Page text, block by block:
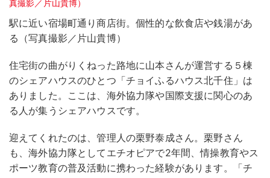
駅に近い宿場町通り商店街。個性的な飲食店や銭湯があ
る（写真撮影／片山貴博）
住宅街の曲がりくねった路地に山本さんが運営する５棟
のシェアハウスのひとつ「チョイふるハウス北千住」は
ありました。ここは、海外協力隊や国際支援に関心のあ
る人が集うシェアハウスです。
迎えてくれたのは、管理人の栗野泰成さん。栗野さん
も、海外協力隊としてエチオピアで2年間、情操教育やス
ポーツ教育の普及活動に携わった経験があります。「チ